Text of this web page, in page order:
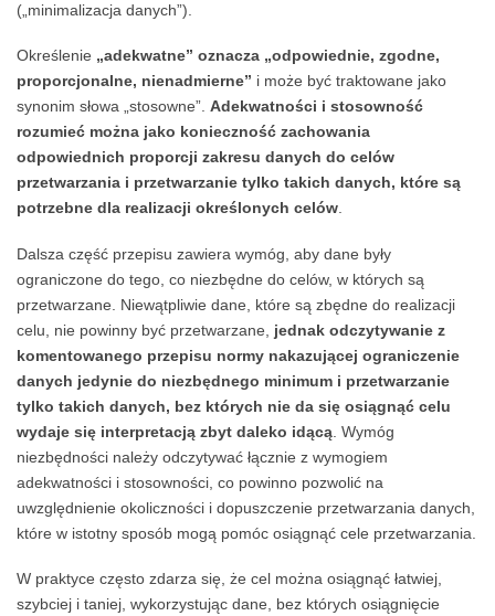
(„minimalizacja danych”).
Określenie „adekwatne” oznacza „odpowiednie, zgodne,
proporcjonalne, nienadmierne” i może być traktowane jako
synonim słowa „stosowne”. Adekwatności i stosowność
rozumieć można jako konieczność zachowania
odpowiednich proporcji zakresu danych do celów
przetwarzania i przetwarzanie tylko takich danych, które są
potrzebne dla realizacji określonych celów.
Dalsza część przepisu zawiera wymóg, aby dane były
ograniczone do tego, co niezbędne do celów, w których są
przetwarzane. Niewątpliwie dane, które są zbędne do realizacji
celu, nie powinny być przetwarzane, jednak odczytywanie z
komentowanego przepisu normy nakazującej ograniczenie
danych jedynie do niezbędnego minimum i przetwarzanie
tylko takich danych, bez których nie da się osiągnąć celu
wydaje się interpretacją zbyt daleko idącą . Wymóg
niezbędności należy odczytywać łącznie z wymogiem
adekwatności i stosowności, co powinno pozwolić na
uwzględnienie okoliczności i dopuszczenie przetwarzania danych,
które w istotny sposób mogą pomóc osiągnąć cele przetwarzania.
W praktyce często zdarza się, że cel można osiągnąć łatwiej,
szybciej i taniej, wykorzystując dane, bez których osiągnięcie